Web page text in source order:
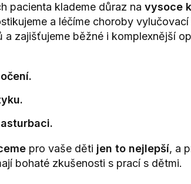
pacienta klademe důraz na vysoce
a léčíme choroby
a zajišťujeme běžné i komplexnější
.
pro vaše děti jen to nejlepší, a
bohaté zkušenosti s prací s dětmi.